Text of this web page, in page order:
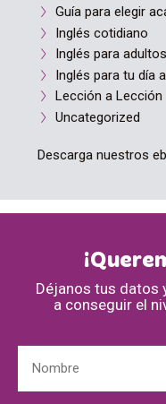
Guía para elegir
Inglés cotidiano
Inglés para adultos
Inglés para tu día
Lección a Lección
Uncategorized
Descarga nuestros
Déjanos tus datos
a conseguir el